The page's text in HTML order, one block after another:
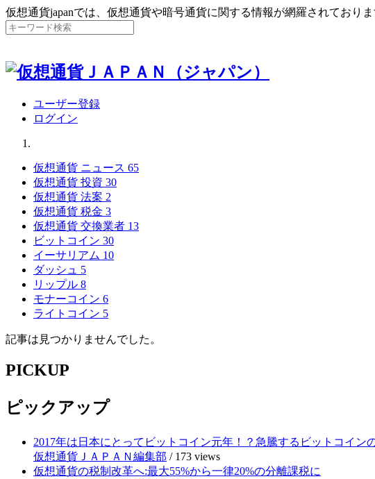
仮想通貨japanでは、仮想通貨や暗号通貨に関する情報が網羅されてお
ユーザー登録
ログイン
仮想通貨 ニュース 65
仮想通貨 投資 30
仮想通貨 法案 2
仮想通貨 税金 3
仮想通貨 交換業者 13
ビットコイン 30
イーサリアム 10
ダッシュ 5
リップル 8
モナーコイン 6
ライトコイン 5
記事は見つかりませんでした。
PICKUP
ピックアップ
2017年は日本にとってビットコイン元年！？急騰するビットコイン
仮想通貨ＪＡＰＡＮ編集部 / 173 views
仮想通貨の税制改革へ:最大55%から一律20%の分離課税に